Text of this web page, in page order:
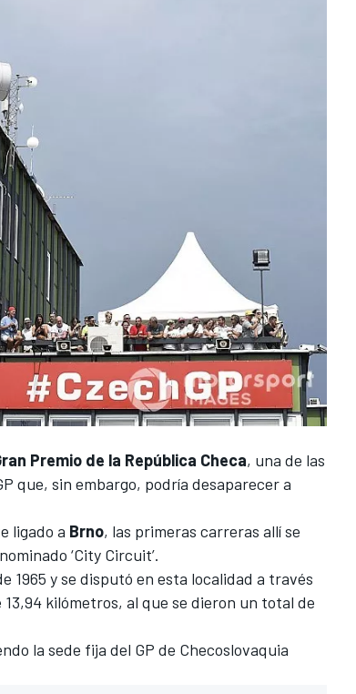
Premio de la República Checa, una de las
que, sin embargo, podría desaparecer a
ligado a Brno, las primeras carreras allí se
‘City Circuit’.
1965 y se disputó en esta localidad a través
kilómetros, al que se dieron un total de
la sede fija del GP de Checoslovaquia